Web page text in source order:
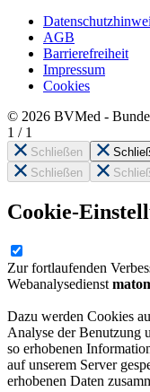
AGB
Barrierefreiheit
Impressum
Cookies
© 2026 BVMed -
1 / 1
Schließen
Schließen
Cookie-
Zur fortlaufenden
Webanalysedienst
Dazu werden Cookies
Analyse der Benutzung
so erhobenen
auf unserem Server
erhobenen Daten